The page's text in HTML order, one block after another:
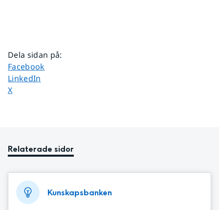
Dela sidan på:
Dela sidan på
Facebook
Dela sidan på
LinkedIn
Dela sidan på
X
Relaterade sidor
Kunskapsbanken